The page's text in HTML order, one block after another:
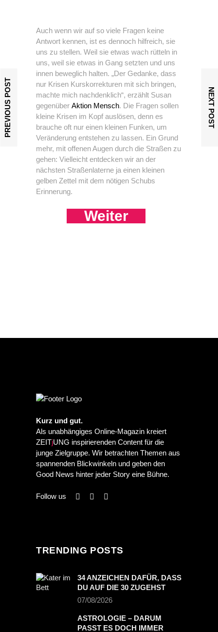
Auch wenn wir auf so viele Fragen keine
Antwort kennen, ist es dennoch hilfreich, sie
uns zu stellen. Weil sie etwas wach rütteln in
uns, weil sie etwas in Gang setzten und uns
innen beweglich halten. „Der Gedanke, dass
nur Krisen Kurskorrekturen mit sich bringen,
machte mich nachdenklich“, erzählt Susan
gegenüber Aktion Mensch. Die Fragen sollen
kleine Krisen im Kopf auslösen, denn es
brauche oft nur einen kleinen Funken, um
Veränderung entstehen zu lassen. Ein Grund
mehr, mit offenen Augen durch die Straßen zu
gehen: Vielleicht entdecken wir an der
nächsten Straßenlaterne ja einen kleinen
gelben Zettel mit dem nötigen Schubs
Erinnerung.
Weiter
PREVIOUS POST NEXT POST
Kurz und gut.
Als unabhängiges Online-Magazin kreiert
ZEITjUNG inspirierenden Content für die
junge Zielgruppe. Wir betrachten Themen aus
spannenden Blickwinkeln und geben den
Good News hinter jeder Story eine Bühne.
Follow us
TRENDING POSTS
34 ANZEICHEN DAFÜR, DASS
DU AUF DIE 30 ZUGEHST
07/08/2026
ASTROLOGIE – DARUM
PASST ES DOCH IMMER